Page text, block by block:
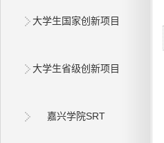
大学生国家创新项目
大学生省级创新项目
嘉兴学院SRT